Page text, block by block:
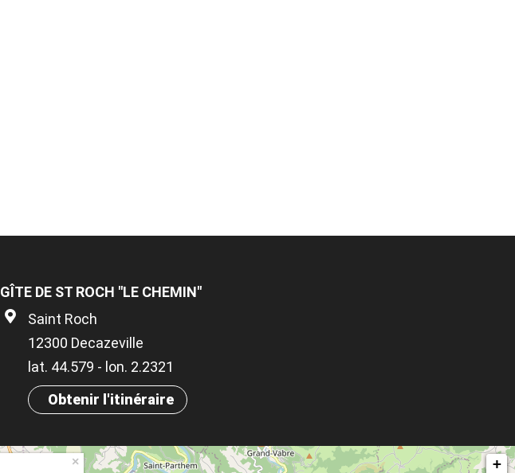
GÎTE DE ST ROCH "LE CHEMIN"
Saint Roch
12300 Decazeville
lat. 44.579 - lon. 2.2321
Obtenir l'itinéraire
×
+